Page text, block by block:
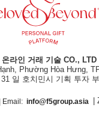
온라인 거래 기술 CO., LTD
Phường Hòa Hưng,
일 호치민시 기획 투자
| Email: info@f5group.asia |